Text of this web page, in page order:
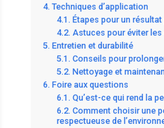
Techniques d’application
Étapes pour un
Astuces pour éviter
Entretien et durabilité
Conseils pour
Nettoyage et
Foire aux questions
Qu’est-ce qui rend la
Comment choisir une
respectueuse de